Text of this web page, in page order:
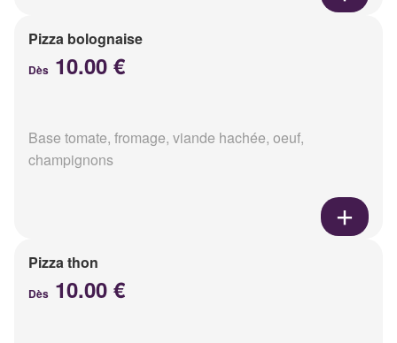
Pizza bolognaise
Dès 10.00 €
Base tomate, fromage, viande hachée, oeuf,
champignons
Pizza thon
Dès 10.00 €